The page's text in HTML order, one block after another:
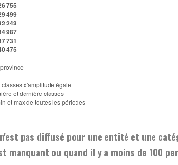
755
499
243
987
731
475
d'amplitude égale​
et dernière classes
et max de toutes les périodes
pas diffusé pour une entité et une
manquant ou quand il y a moins de 100